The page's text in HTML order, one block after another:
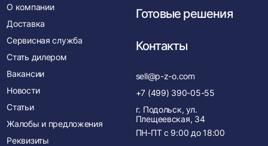
О компании
Доставка
Сервисная служба
Стать дилером
Вакансии
Новости
Статьи
Жалобы и предложения
Реквизиты
Готовые решения
Контакты
sell@p-z-o.com
+7 (499) 390-05-55
г. Подольск, ул.
Плещеевская, 34
ПН-ПТ с 9:00 до 18:00